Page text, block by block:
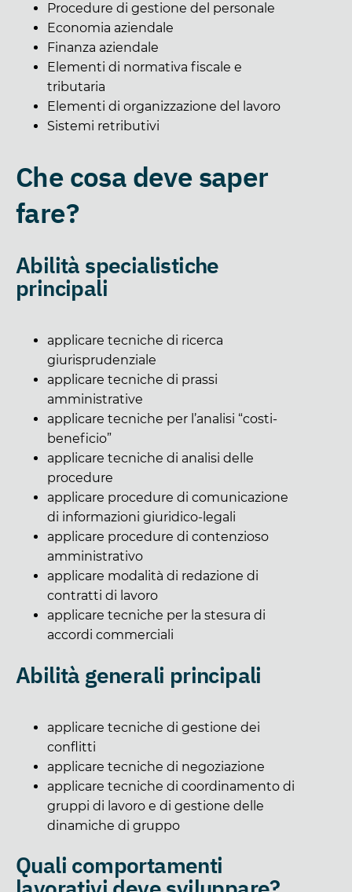
Procedure di gestione del personale
Economia aziendale
Finanza aziendale
Elementi di normativa fiscale e
tributaria
Elementi di organizzazione del lavoro
Sistemi retributivi
Che cosa deve saper
fare?
Abilità specialistiche
principali
applicare tecniche di ricerca
giurisprudenziale
applicare tecniche di prassi
amministrative
applicare tecniche per l’analisi “costi-
beneficio”
applicare tecniche di analisi delle
procedure
applicare procedure di comunicazione
di informazioni giuridico-legali
applicare procedure di contenzioso
amministrativo
applicare modalità di redazione di
contratti di lavoro
applicare tecniche per la stesura di
accordi commerciali
Abilità generali principali
applicare tecniche di gestione dei
conflitti
applicare tecniche di negoziazione
applicare tecniche di coordinamento di
gruppi di lavoro e di gestione delle
dinamiche di gruppo
Quali comportamenti